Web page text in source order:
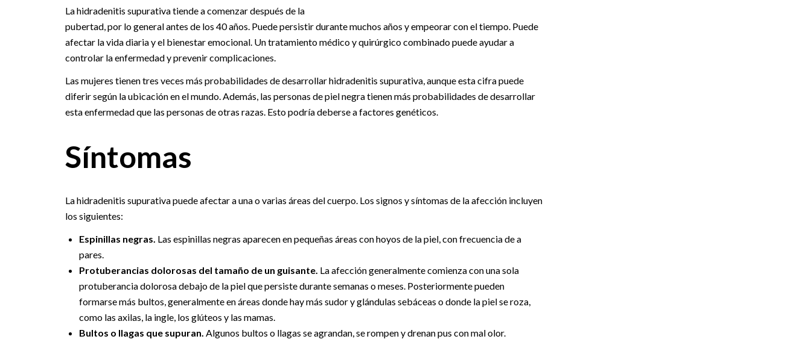
La hidradenitis supurativa tiende a comenzar después de la
pubertad, por lo general antes de los 40 años. Puede persistir durante muchos años y empeorar con el tiempo. Puede
afectar la vida diaria y el bienestar emocional. Un tratamiento médico y quirúrgico combinado puede ayudar a
controlar la enfermedad y prevenir complicaciones.
Las mujeres tienen tres veces más probabilidades de desarrollar hidradenitis supurativa, aunque esta cifra puede
diferir según la ubicación en el mundo. Además, las personas de piel negra tienen más probabilidades de desarrollar
esta enfermedad que las personas de otras razas. Esto podría deberse a factores genéticos.
Síntomas
La hidradenitis supurativa puede afectar a una o varias áreas del cuerpo. Los signos y síntomas de la afección incluyen
los siguientes:
Espinillas negras. Las espinillas negras aparecen en pequeñas áreas con hoyos de la piel, con frecuencia de a
pares.
Protuberancias dolorosas del tamaño de un guisante. La afección generalmente comienza con una sola
protuberancia dolorosa debajo de la piel que persiste durante semanas o meses. Posteriormente pueden
formarse más bultos, generalmente en áreas donde hay más sudor y glándulas sebáceas o donde la piel se roza,
como las axilas, la ingle, los glúteos y las mamas.
Bultos o llagas que supuran. Algunos bultos o llagas se agrandan, se rompen y drenan pus con mal olor.